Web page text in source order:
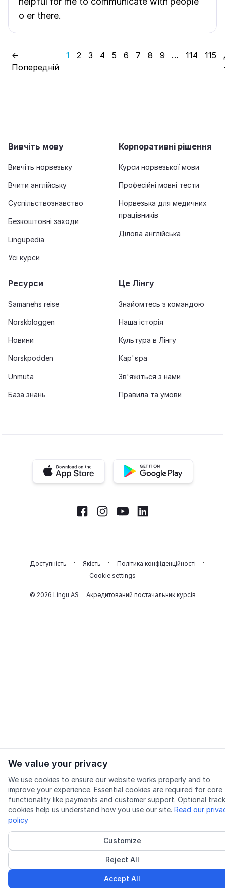
o er there.
←
Попередній
1 2 3 4 5 6 7 8 9 … 114 115
We value your privacy
We use cookies to ensure our website works properly and to
improve your experience. Essential cookies are required for core
functionality like payments and customer support. Optional
cookies help us understand how you use our site. Read our
policy
Customize
Reject All
Accept All
Вивчіть мову
Вивчіть норвезьку
Вчити англійську
Суспільствознавство
Безкоштовні заходи
Lingupedia
Усі курси
Корпоративні рішення
Курси норвезької мови
Професійні мовні тести
Норвезька для медичних
працівників
Ділова англійська
Ресурси
Samanehs reise
Norskbloggen
Новини
Norskpodden
Unmuta
База знань
Це Лінгу
Знайомтесь з командою
Наша історія
Культура в Лінгу
Кар'єра
Зв'яжіться з нами
Правила та умови
iOS app Android app
FacebookInstagram
YoutubeLinkedIn
Доступність Якість
Політика конфіденційності
Cookie settings
© 2026 Lingu AS Акредитований постачальник курсів